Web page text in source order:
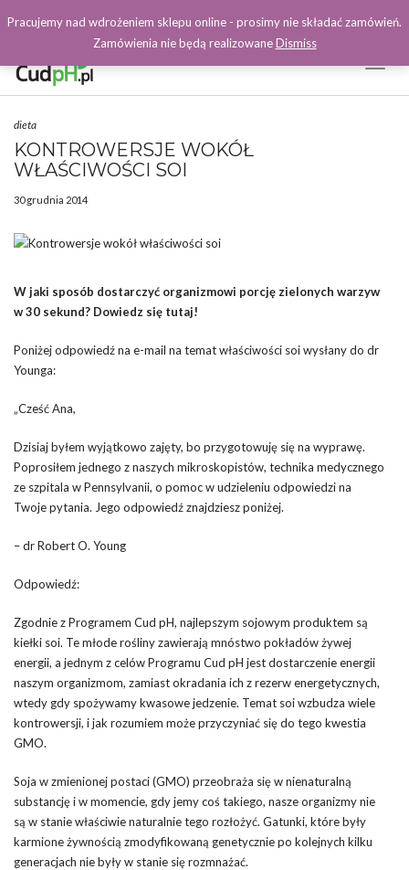
Facebook
dieta
KONTROWERSJE WOKÓŁ
WŁAŚCIWOŚCI SOI
30 grudnia 2014
W jaki sposób dostarczyć organizmowi porcję zielonych warzyw
w 30 sekund? Dowiedz się tutaj!
Poniżej odpowiedź na e-mail na temat właściwości soi wysłany do dr
Younga:
„Cześć Ana,
Dzisiaj byłem wyjątkowo zajęty, bo przygotowuję się na wyprawę.
Poprosiłem jednego z naszych mikroskopistów, technika medycznego
ze szpitala w Pennsylvanii, o pomoc w udzieleniu odpowiedzi na
Twoje pytania. Jego odpowiedź znajdziesz poniżej.
– dr Robert O. Young
Odpowiedź:
Zgodnie z Programem Cud pH, najlepszym sojowym produktem są
kiełki soi. Te młode rośliny zawierają mnóstwo pokładów żywej
energii, a jednym z celów Programu Cud pH jest dostarczenie energii
naszym organizmom, zamiast okradania ich z rezerw energetycznych,
wtedy gdy spożywamy kwasowe jedzenie. Temat soi wzbudza wiele
kontrowersji, i jak rozumiem może przyczyniać się do tego kwestia
GMO.
Soja w zmienionej postaci (GMO) przeobraża się w nienaturalną
substancję i w momencie, gdy jemy coś takiego, nasze organizmy nie
są w stanie właściwie naturalnie tego rozłożyć. Gatunki, które były
karmione żywnością zmodyfikowaną genetycznie po kolejnych kilku
generacjach nie były w stanie się rozmnażać.
Pracujemy nad wdrożeniem sklepu online - prosimy nie składać zamówień.
Zamówienia nie będą realizowaneDismiss